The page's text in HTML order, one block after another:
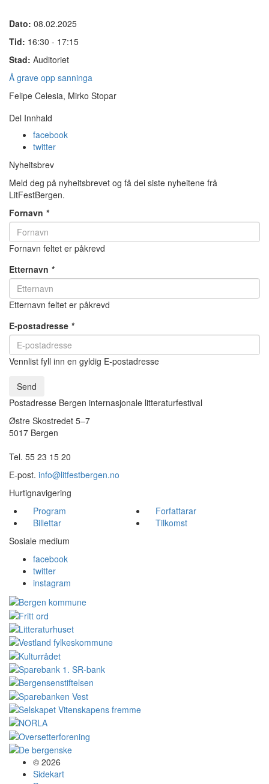
Dato: 08.02.2025
Tid: 16:30 - 17:15
Stad: Auditoriet
Å grave opp sanninga
Felipe Celesia, Mirko Stopar
Del Innhald
facebook
twitter
Nyheitsbrev
Meld deg på nyheitsbrevet og få dei siste nyheitene frå
LitFestBergen.
Fornavn *
Fornavn feltet er påkrevd
Etternavn *
Etternavn feltet er påkrevd
E-postadresse *
Vennlist fyll inn en gyldig E-postadresse
Send
Postadresse Bergen internasjonale litteraturfestival
Østre Skostredet 5–7
5017 Bergen
Tel. 55 23 15 20
E-post. info@litfestbergen.no
Hurtignavigering
Program
Forfattarar
Billettar
Tilkomst
Sosiale medium
facebook
twitter
instagram
© 2026
Sidekart